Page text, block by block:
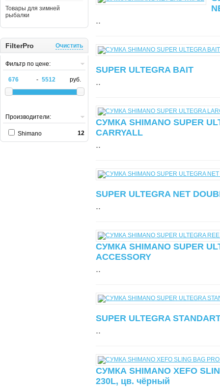
Товары для зимней
рыбалки
FilterPro Очистить
Фильтр по цене:
- руб.
Производители:
Shimano 12
..
SUPER ULTEGRA BAIT
..
СУМКА SHIMANO SUPER
CARRYALL
..
SUPER ULTEGRA NET
..
СУМКА SHIMANO SUPER
ACCESSORY
..
SUPER ULTEGRA
..
СУМКА SHIMANO XEFO
230L, цв. чёрный